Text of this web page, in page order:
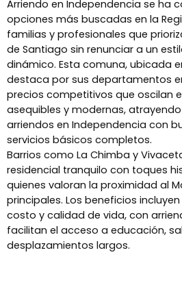
Arriendo en Independencia se ha
opciones más buscadas en la
familias y profesionales que
de Santiago sin renunciar a un
dinámico. Esta comuna, ubicada
destaca por sus departamentos
precios competitivos que oscilan
asequibles y modernas,
arriendos en Independencia con
servicios básicos completos.
Barrios como La Chimba y
residencial tranquilo con toques
quienes valoran la proximidad al
principales. Los beneficios
costo y calidad de vida, con
facilitan el acceso a educación,
desplazamientos largos.